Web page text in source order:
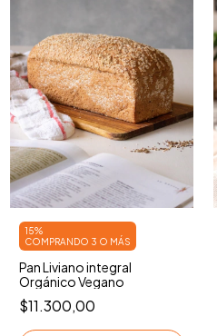
15%
COMPRANDO 3 O MÁS
Pan Liviano integral
Orgánico Vegano
$11.300,00